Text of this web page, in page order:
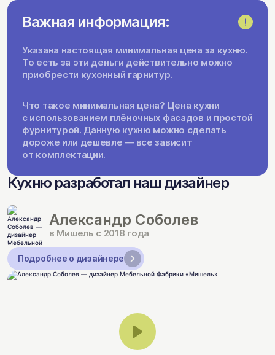
Важная информация:
Указана настоящая минимальная цена за кухню.
То есть за эти деньги действительно можно
приобрести кухонный гарнитур.
Что такое минимальная цена? Цена кухни
с использованием плёночных фасадов и простой
фурнитурой. Данную кухню можно сделать
дороже или дешевле — все зависит
от комплектации.
Кухню разработал наш дизайнер
Александр Соболев
в Мишель с 2018 года
Подробнее о дизайнере